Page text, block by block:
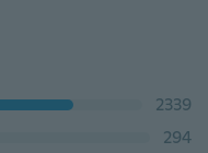
2339
294